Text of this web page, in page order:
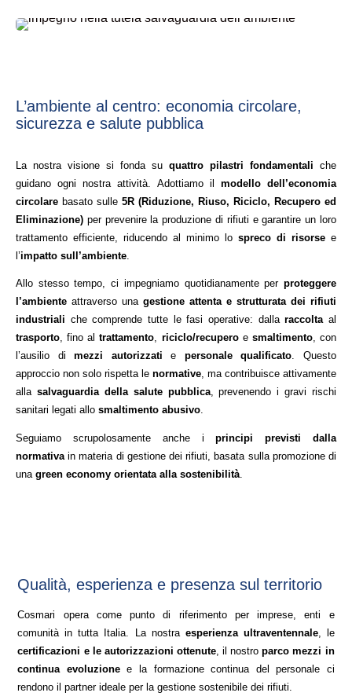
l’ambiente al centro: economia circolare,
sicurezza e salute pubblica
La nostra visione si fonda su quattro pilastri fondamentali che
guidano ogni nostra attività. Adottiamo il modello dell’economia
circolare basato sulle 5R (Riduzione, Riuso, Riciclo, Recupero ed
Eliminazione) per prevenire la produzione di rifiuti e garantire un loro
trattamento efficiente, riducendo al minimo lo spreco di risorse e
l’impatto sull’ambiente
Allo stesso tempo, ci impegniamo quotidianamente per proteggere
l’ambiente attraverso una gestione attenta e strutturata dei rifiuti
industriali che comprende tutte le fasi operative: dallaraccoltaal
trasporto, fino altrattamento, riciclo/recuperoe smaltimento, con
l’ausilio dimezzi autorizzati e personale qualificato. Questo
approccio non solo rispetta le normative, ma contribuisce attivamente
alla salvaguardia della salute pubblica, prevenendo i gravi rischi
sanitari legati allo smaltimento abusivo.
Seguiamo scrupolosamente anche iprincipi previsti dalla
normativain materia di gestione dei rifiuti, basata sulla promozione di
una green economy orientata alla sostenibilità.
qualità, esperienza e presenza sul territorio
Cosmari opera come punto di riferimento per imprese, enti e
comunità in tutta Italia. La nostra esperienza ultraventennale, le
certificazioni e le autorizzazioni ottenute, il nostroparco mezzi in
continua evoluzionee la formazione continua del personale ci
rendono il partner ideale per la gestione sostenibile dei rifiuti.